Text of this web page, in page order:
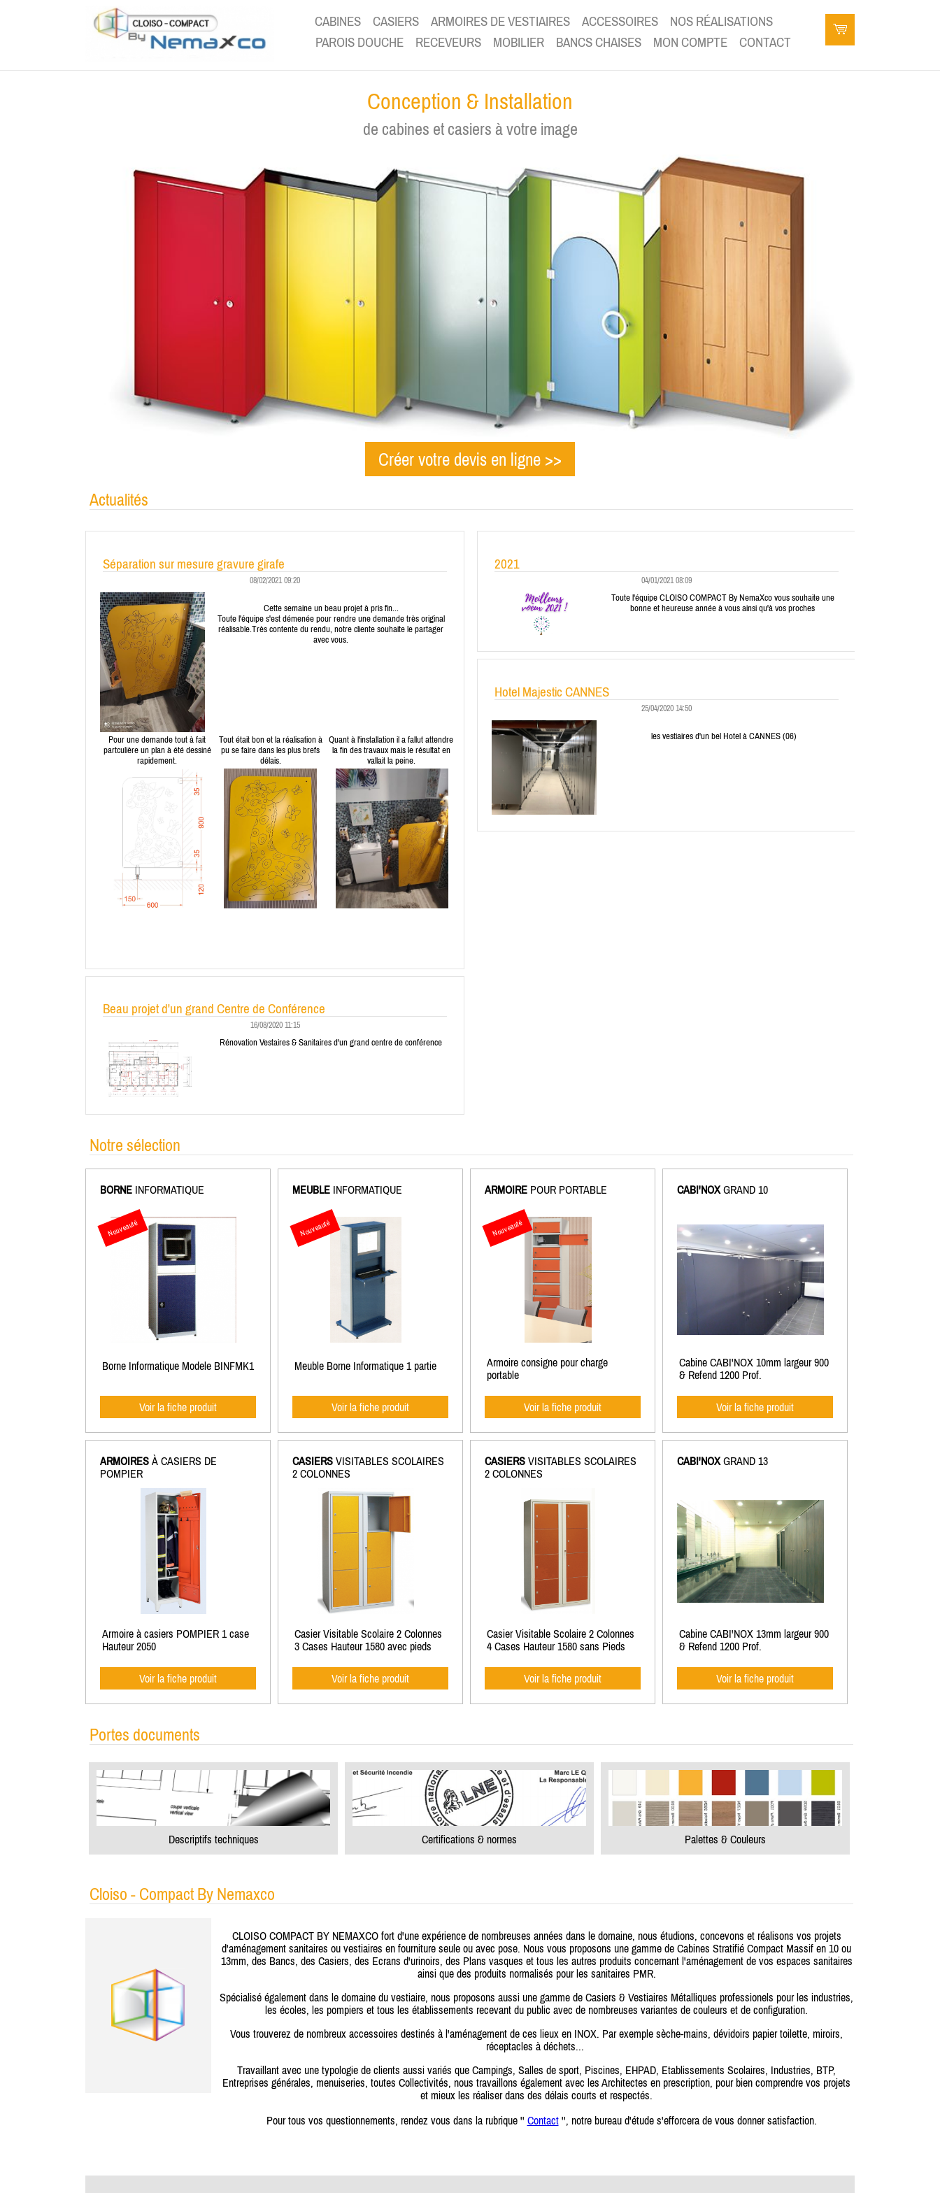
CABINES CASIERS ARMOIRES DE VESTIAIRES ACCESSOIRES
NOS RÉALISATIONS
PAROIS DOUCHE
RECEVEURS MOBILIER BANCS CHAISES MON COMPTE CONTACT
Conception & Installation
de cabines et casiers à votre image
Créer votre devis en ligne >>
Actualités
Séparation sur mesure gravure girafe
08/02/2021 09:20
Cette semaine un beau projet à pris fin...
Toute l'équipe s'est démenée pour rendre une demande très original
réalisable.Très contente du rendu, notre cliente souhaite le partager
avec vous.
Pour une demande tout à fait
partculière un plan à été dessiné
rapidement.
Tout était bon et la réalisation à
pu se faire dans les plus brefs
délais.
Quant à l'installation il a fallut attendre
la fin des travaux mais le résultat en
vallait la peine.
Beau projet d'un grand Centre de Conférence
16/08/2020 11:15
Rénovation Vestaires & Sanitaires d'un grand centre de conférence
2021
04/01/2021 08:09
Toute l'équipe CLOISO COMPACT By NemaXco vous souhaite une
bonne et heureuse année à vous ainsi qu'à vos proches
Hotel Majestic CANNES
25/04/2020 14:50
les vestiaires d'un bel Hotel à CANNES (06)
Notre sélection
BORNE INFORMATIQUE
Nouveauté
Borne Informatique Modele BINFMK1
Voir la fiche produit
MEUBLE INFORMATIQUE
Nouveauté
Meuble Borne Informatique 1 partie
Voir la fiche produit
ARMOIRE POUR PORTABLE
Nouveauté
Armoire consigne pour charge
portable
Voir la fiche produit
CABI'NOX GRAND 10
Cabine CABI'NOX 10mm largeur 900
& Refend 1200 Prof.
Voir la fiche produit
ARMOIRES À CASIERS DE
POMPIER
Armoire à casiers POMPIER 1 case
Hauteur 2050
Voir la fiche produit
CASIERS VISITABLES SCOLAIRES
2 COLONNES
Casier Visitable Scolaire 2 Colonnes
3 Cases Hauteur 1580 avec pieds
Voir la fiche produit
CASIERS VISITABLES SCOLAIRES
2 COLONNES
Casier Visitable Scolaire 2 Colonnes
4 Cases Hauteur 1580 sans Pieds
Voir la fiche produit
CABI'NOX GRAND 13
Cabine CABI'NOX 13mm largeur 900
& Refend 1200 Prof.
Voir la fiche produit
Portes documents
Descriptifs techniques Certifications & normes Palettes & Couleurs
Cloiso - Compact By Nemaxco
CLOISO COMPACT BY NEMAXCO fort d'une expérience de nombreuses années dans le domaine, nous étudions, concevons et réalisons vos projets
d'aménagement sanitaires ou vestiaires en fourniture seule ou avec pose. Nous vous proposons une gamme de Cabines Stratifié Compact Massif en 10 ou
13mm, des Bancs, des Casiers, des Ecrans d'urinoirs, des Plans vasques et tous les autres produits concernant l'aménagement de vos espaces sanitaires
ainsi que des produits normalisés pour les sanitaires PMR.
Spécialisé également dans le domaine du vestiaire, nous proposons aussi une gamme de Casiers & Vestiaires Métalliques professionels pour les industries,
les écoles, les pompiers et tous les établissements recevant du public avec de nombreuses variantes de couleurs et de configuration.
Vous trouverez de nombreux accessoires destinés à l'aménagement de ces lieux en INOX. Par exemple sèche-mains, dévidoirs papier toilette, miroirs,
réceptacles à déchets...
Travaillant avec une typologie de clients aussi variés que Campings, Salles de sport, Piscines, EHPAD, Etablissements Scolaires, Industries, BTP,
Entreprises générales, menuiseries, toutes Collectivités, nous travaillons également avec les Architectes en prescription, pour bien comprendre vos projets
et mieux les réaliser dans des délais courts et respectés.
Pour tous vos questionnements, rendez vous dans la rubrique '' Contact'', notre bureau d'étude s'efforcera de vous donner satisfaction.